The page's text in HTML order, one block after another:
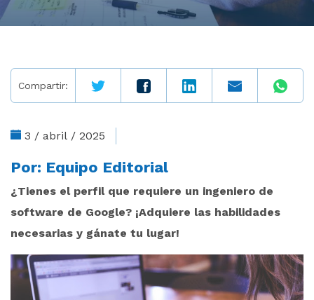
Compartir:
3 / abril / 2025
Por: Equipo Editorial
¿Tienes el perfil que requiere un ingeniero de
software de Google? ¡Adquiere las habilidades
necesarias y gánate tu lugar!